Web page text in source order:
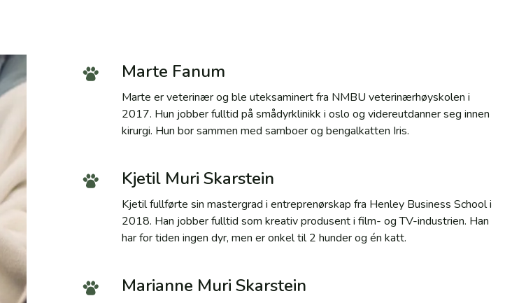
Marte Fanum
Marte er veterinær og ble uteksaminert fra NMBU veterinærhøyskolen i
2017. Hun jobber fulltid på smådyrklinikk i oslo og videreutdanner seg innen
kirurgi. Hun bor sammen med samboer og bengalkatten Iris.
Kjetil Muri Skarstein
Kjetil fullførte sin mastergrad i entreprenørskap fra Henley Business School i
2018. Han jobber fulltid som kreativ produsent i film- og TV-industrien. Han
har for tiden ingen dyr, men er onkel til 2 hunder og én katt.
Marianne Muri Skarstein